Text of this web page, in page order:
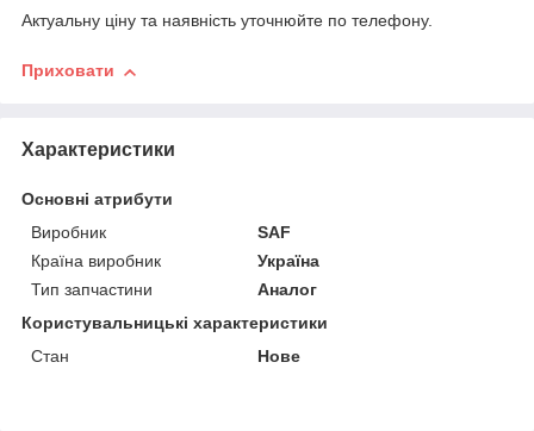
Актуальну ціну та наявність уточнюйте по телефону.
Приховати
Характеристики
Основні атрибути
Виробник
SAF
Країна виробник
Україна
Тип запчастини
Аналог
Користувальницькі характеристики
Стан
Нове